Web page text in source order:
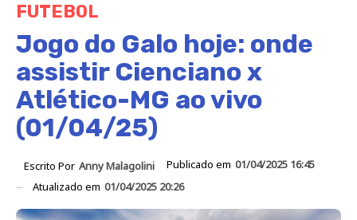
FUTEBOL
Jogo do Galo hoje: onde
assistir Cienciano x
Atlético-MG ao vivo
(01/04/25)
Escrito Por Anny Malagolini Publicado em 01/04/2025 16:45
Atualizado em 01/04/2025 20:26